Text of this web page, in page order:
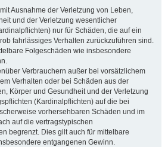
Ausnahme der Verletzung von Leben,
und der Verletzung wesentlicher
nur für Schäden, die auf ein
fahrlässiges Verhalten zurückzuführen sind.
Folgeschäden wie insbesondere
Verbrauchern außer bei vorsätzlichem
Verhalten oder bei Schäden aus der
Körper und Gesundheit und der Verletzung
(Kardinalpflichten) auf die bei
vorhersehbaren Schäden und im
auf die vertragstypischen
begrenzt. Dies gilt auch für mittelbare
entgangenen Gewinn.